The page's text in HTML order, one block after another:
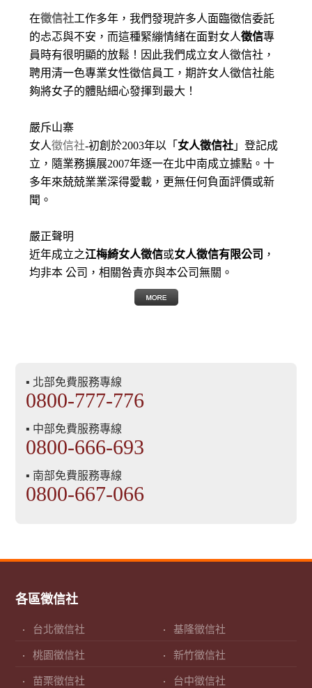
在徵信社工作多年，我們發現許多人面臨徵信委託
的忐忑與不安，而這種緊繃情緒在面對女人徵信專
員時有很明顯的放鬆！因此我們成立女人徵信社，
聘用清一色專業女性徵信員工，期許女人徵信社能
夠將女子的體貼細心發揮到最大 ！
嚴斥山寨
女人徵信社-初創於2003年以「 女人徵信社 」登記成
立，隨業務擴展2007年逐一在北中南成立據點。十
多年來兢兢業業深得愛載，更無任何負面評價或新
聞。
嚴正聲明
近年成立之江梅綺女人徵信或女人徵信有限公司 ，
均非本 公司，相關咎責亦與本公司無關。
▪ 北部免費服務專線
0800-777-776
▪ 中部免費服務專線
0800-666-693
▪ 南部免費服務專線
0800-667-066
各區徵信社
台北徵信社 基隆徵信社
桃園徵信社 新竹徵信社
苗栗徵信社 台中徵信社